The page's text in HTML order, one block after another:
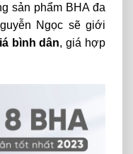
sản phẩm BHA đa
Ngọc sẽ giới
bình dân, giá hợp